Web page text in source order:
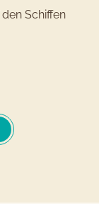
Schiffen